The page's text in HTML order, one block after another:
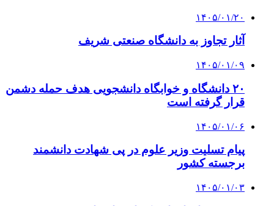
۱۴۰۵/۰۱/۲۰
آثار تجاوز به دانشگاه صنعتی شریف
۱۴۰۵/۰۱/۰۹
۲۰ دانشگاه و خوابگاه دانشجویی هدف حمله دشمن
قرار گرفته است
۱۴۰۵/۰۱/۰۶
پیام تسلیت وزیر علوم در پی شهادت دانشمند
برجسته کشور
۱۴۰۵/۰۱/۰۳